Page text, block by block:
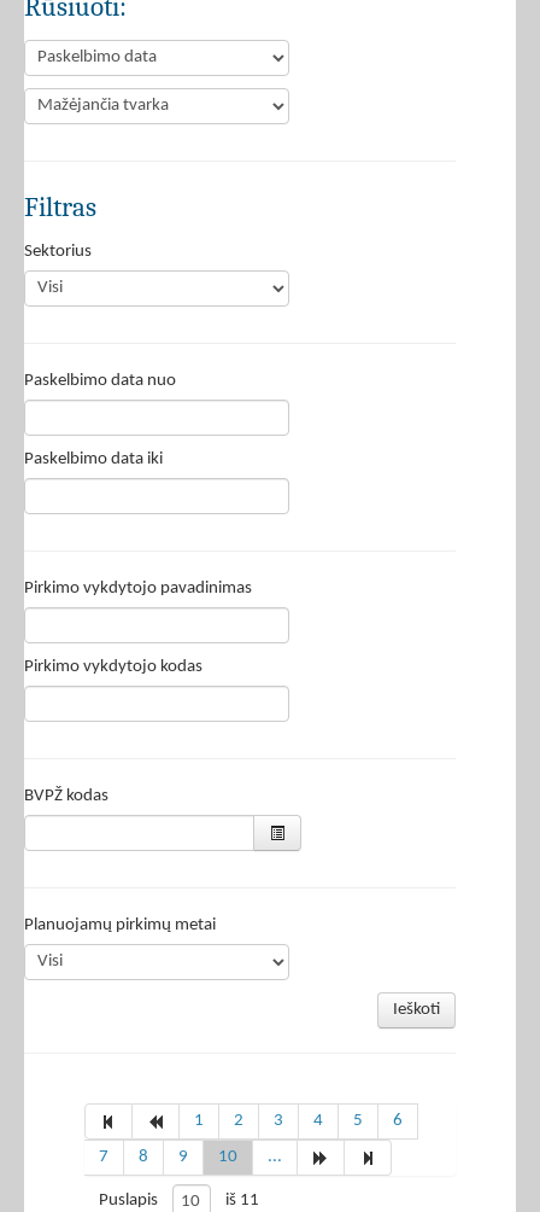
Rūšiuoti:
Filtras
Sektorius
Paskelbimo data nuo
Paskelbimo data iki
Pirkimo vykdytojo pavadinimas
Pirkimo vykdytojo kodas
BVPŽ kodas
Planuojamų pirkimų metai
Ieškoti
1 2 3 4 5
6
7
8 9 10 ...
Puslapis iš 11